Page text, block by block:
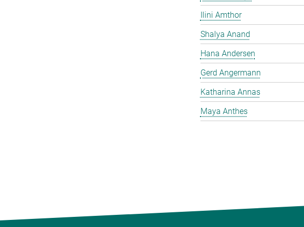
Ilini Amthor
Shalya Anand
Hana Andersen
Gerd Angermann
Katharina Annas
Maya Anthes